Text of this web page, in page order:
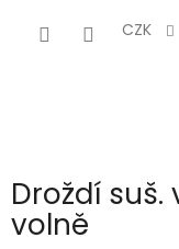
CZK
Droždí
volně